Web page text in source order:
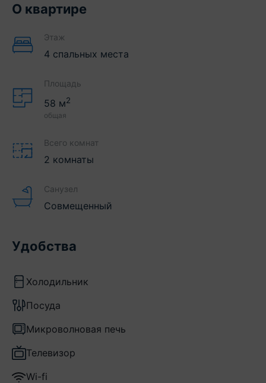
О квартире
Этаж
4 спальных места
Площадь
58 м2
общая
Всего комнат
2 комнаты
Санузел
Совмещенный
Удобства
Холодильник
Посуда
Микроволновая печь
Телевизор
Wi-fi